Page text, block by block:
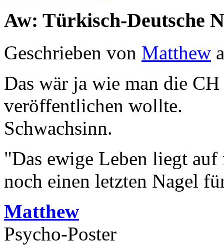
Aw: Türkisch-Deutsche
Geschrieben von Matthew
Das wär ja wie man die
veröffentlichen wollte.
Schwachsinn.
"Das ewige Leben liegt
noch einen letzten Nagel
Matthew
Psycho-Poster